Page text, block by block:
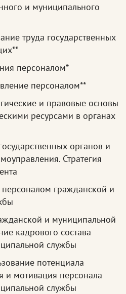
и муниципального
труда государственных
персоналом*
персоналом**
и правовые основы
ресурсами в органах
органов и
Стратегия
гражданской и
и муниципальной
кадрового состава
службы
потенциала
и мотивация персонала
службы